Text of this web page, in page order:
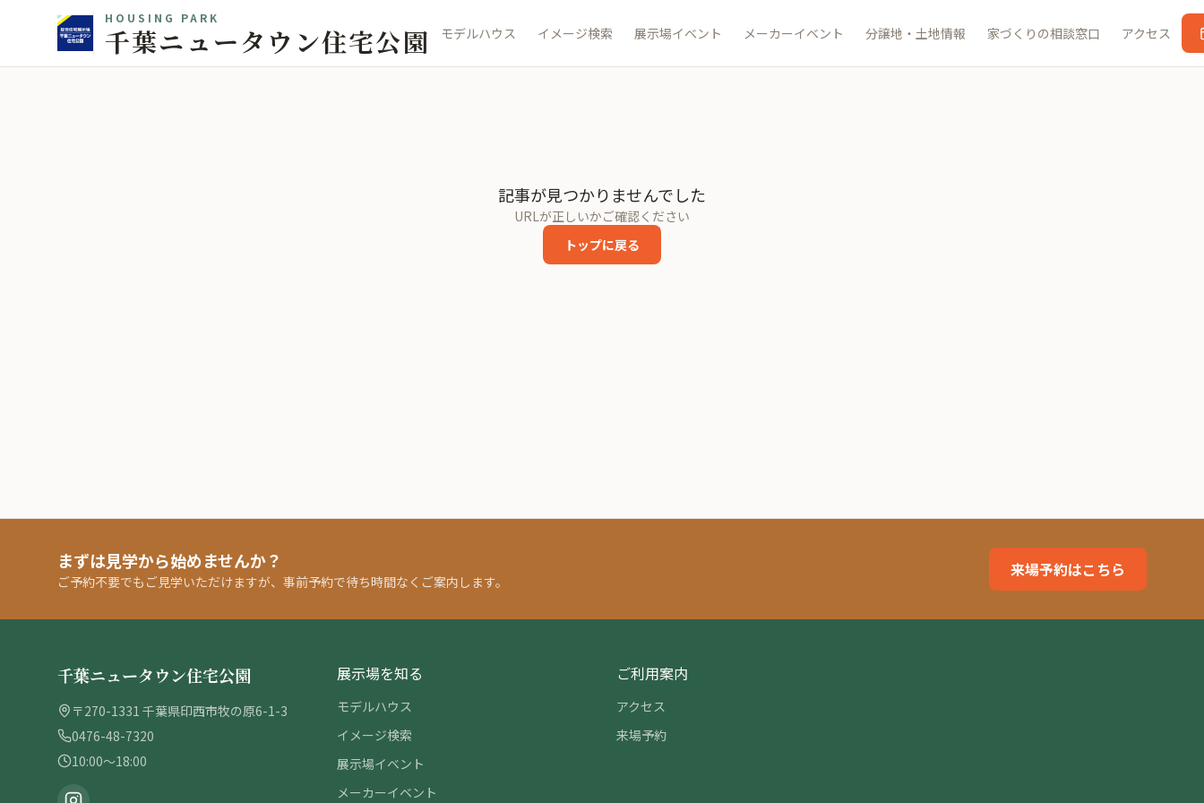
HOUSING PARK
千葉ニュータウン住宅公園 モデルハウス イメージ検索 展示場イベント メーカーイベント 分譲地・土地情報 家づくりの相談窓口 アクセス
記事が見つかりませんでした
URLが正しいかご確認ください
トップに戻る
まずは見学から始めませんか？
ご予約不要でもご見学いただけますが、事前予約で待ち時間なくご案内します。
来場予約はこちら
千葉ニュータウン住宅公園
〒270-1331 千葉県印西市牧の原6-1-3
0476-48-7320
10:00〜18:00
展示場を知る
モデルハウス
イメージ検索
展示場イベント
メーカーイベント
ご利用案内
アクセス
来場予約